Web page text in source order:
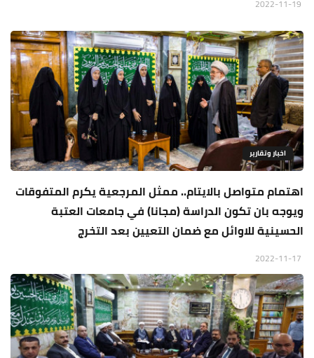
اخبار وتقارير
اهتمام متواصل بالايتام.. ممثل المرجعية يكرم المتفوقات
ويوجه بان تكون الدراسة (مجانا) في جامعات العتبة
الحسينية للاوائل مع ضمان التعيين بعد التخرج